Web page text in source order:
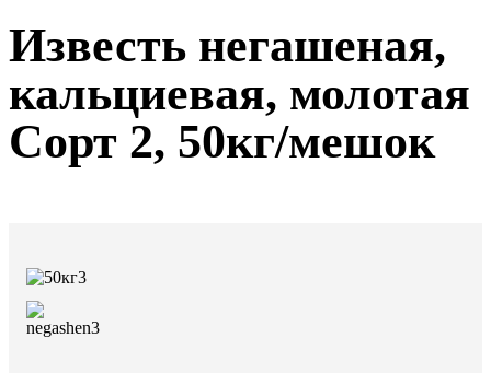
Известь негашеная,
кальциевая, молотая
Сорт 2, 50кг/мешок